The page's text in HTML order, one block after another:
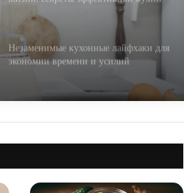
Незаменимые кухонные лайфхаки для
экономии времени и усилий
Кухонные премудрости Китая: секреты
Умные лайфхаки для ремонта кухни